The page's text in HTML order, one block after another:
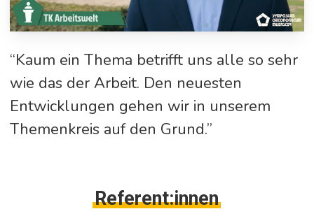
“Kaum ein Thema betrifft uns alle so sehr
wie das der Arbeit. Den neuesten
Entwicklungen gehen wir in unserem
Themenkreis auf den Grund.”
Referent:innen